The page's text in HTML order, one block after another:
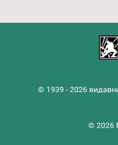
© 1939 - 2026
© 2026